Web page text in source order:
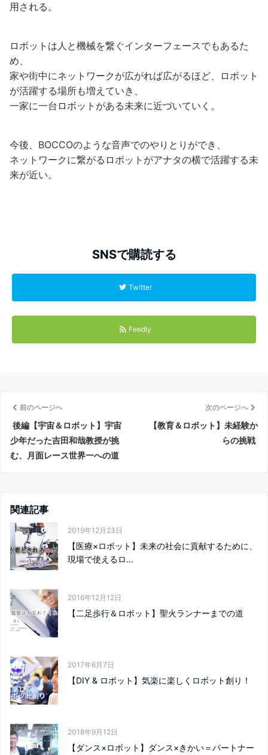
用される。
ロボットは人と機械を繋ぐインターフェースでもあるた
め、
家や街中にネットワークが広がれば広がるほど、ロボット
が活躍する場所も増えていき、
一家に一台ロボットがある未来に近づいていく。
今後、BOCCOのような音声でのやりとりができ、
ネットワークに繋がるロボットがアナタの横で活躍する未
来が近い。
SNSで購読する
Twitter
Feedly
前のページへ
後編【宇宙＆ロボット】宇宙
少年だった吉田和哉教授が挑
む、月面レース世界一への道
次のページへ
【教育＆ロボット】未経験か
らの挑戦
関連記事
2019年12月23日
【医療×ロボット】未来の社会に貢献するために、
現場で使えるロ...
2016年12月12日
【二足歩行＆ロボット】聖火ランナーまでの道
2017年6月7日
【DIY & ロボット】気楽に楽しくロボット創り！
2018年9月12日
【ダンス×ロボット】ダンス×きかい＝パートナー